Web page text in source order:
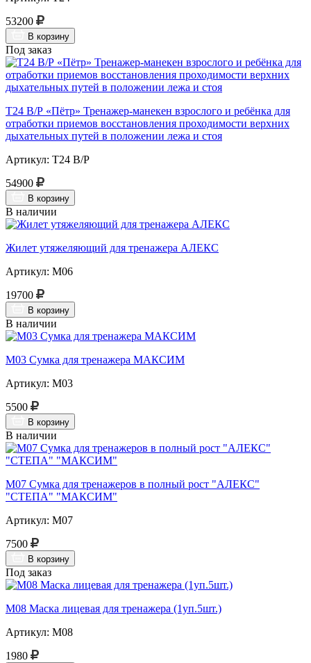
53200
В корзину
Под заказ
Т24 В/Р «Пётр» Тренажер-манекен взрослого и ребёнка для
отработки приемов восстановления проходимости верхних
дыхательных путей в положении лежа и стоя
Артикул: Т24 В/Р
54900
В корзину
В наличии
Жилет утяжеляющий для тренажера АЛЕКС
Артикул: М06
19700
В корзину
В наличии
М03 Сумка для тренажера МАКСИМ
Артикул: М03
5500
В корзину
В наличии
М07 Сумка для тренажеров в полный рост "АЛЕКС"
"СТЕПА" "МАКСИМ"
Артикул: М07
7500
В корзину
Под заказ
М08 Маска лицевая для тренажера (1уп.5шт.)
Артикул: М08
1980